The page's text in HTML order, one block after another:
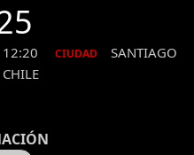
12:20 CIUDAD SANTIAGO
CHILE